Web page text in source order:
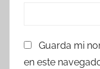
Guarda mi
en este